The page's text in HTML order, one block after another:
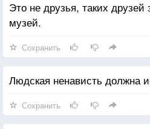
Это не друзья, таких
музей.
Сохранить
Людская ненависть должна
Сохранить